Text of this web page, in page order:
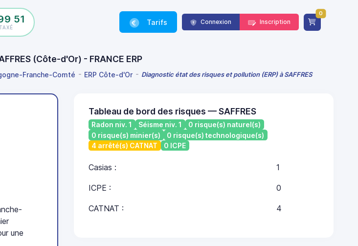
51 Tarifs Connexion Inscription
0
(Côte-d'Or) - FRANCE ERP
Franche-Comté ERP Côte-d'Or Diagnostic état des risques et pollution (ERP) à SAFFRES
une
Tableau de bord des risques — SAFFRES
Radon niv. 1 Séisme niv. 1
0 risque(s) naturel(s)
0 risque(s) minier(s)
0 risque(s) technologique(s)
4 arrêté(s) CATNAT
0 ICPE
Casias : 1
ICPE : 0
CATNAT : 4